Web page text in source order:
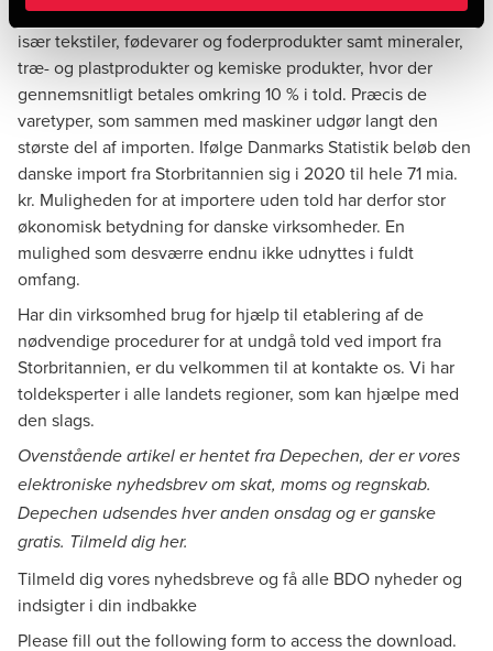
De varetyper, hvor handelsaftalen har størst betydning, er
især tekstiler, fødevarer og foderprodukter samt mineraler,
træ- og plastprodukter og kemiske produkter, hvor der
gennemsnitligt betales omkring 10 % i told. Præcis de
varetyper, som sammen med maskiner udgør langt den
største del af importen. Ifølge Danmarks Statistik beløb den
danske import fra Storbritannien sig i 2020 til hele 71 mia.
kr. Muligheden for at importere uden told har derfor stor
økonomisk betydning for danske virksomheder. En
mulighed som desværre endnu ikke udnyttes i fuldt
omfang.
Har din virksomhed brug for hjælp til etablering af de
nødvendige procedurer for at undgå told ved import fra
Storbritannien, er du velkommen til at kontakte os. Vi har
toldeksperter i alle landets regioner, som kan hjælpe med
den slags.
Ovenstående artikel er hentet fra Depechen, der er vores
elektroniske nyhedsbrev om skat, moms og regnskab.
Depechen udsendes hver anden onsdag og er ganske
gratis. Tilmeld dig her.
Tilmeld dig vores nyhedsbreve og få alle BDO nyheder og
indsigter i din indbakke
Please fill out the following form to access the download.